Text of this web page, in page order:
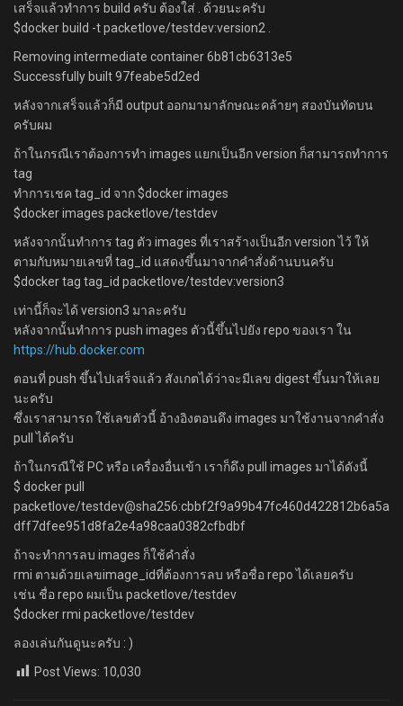
เสร็จแล้วทำการ build ครับ ต้องใส่ . ด้วยนะครับ
$docker build -t packetlove/testdev:version2 .
Removing intermediate container 6b81cb6313e5
Successfully built 97feabe5d2ed
หลังจากเสร็จแล้วก็มี output ออกมามาลักษณะคล้ายๆ สองบันทัดบน
ครับผม
ถ้าในกรณีเราต้องการทำ images แยกเป็นอีก version ก็สามารถทำการ
tag
ทำการเชค tag_id จาก $docker images
$docker images packetlove/testdev
หลังจากนั้นทำการ tag ตัว images ที่เราสร้างเป็นอีก version ไว้ ให้
ตามกับหมายเลขที่ tag_id แสดงขึ้นมาจากคำสั่งด้านบนครับ
$docker tag tag_id packetlove/testdev:version3
เท่านี้ก็จะได้ version3 มาละครับ
หลังจากนั้นทำการ push images ตัวนี้ขึ้นไปยัง repo ของเรา ใน
https://hub.docker.com
ตอนที่ push ขึ้นไปเสร็จแล้ว สังเกตได้ว่าจะมีเลข digest ขึ้นมาให้เลย
นะครับ
ซึ่งเราสามารถ ใช้เลขตัวนี้ อ้างอิงตอนดึง images มาใช้งานจากคำสั่ง
pull ได้ครับ
ถ้าในกรณีใช้ PC หรือ เครื่องอื่นเข้า เราก็ดึง pull images มาได้ดังนี้
$ docker pull
packetlove/testdev@sha256:cbbf2f9a99b47fc460d422812b6a5a
dff7dfee951d8fa2e4a98caa0382cfbdbf
ถ้าจะทำการลบ images ก็ใช้คำสั่ง
rmi ตามด้วยเลขimage_idที่ต้องการลบ หรือชื่อ repo ได้เลยครับ
เช่น ชื่อ repo ผมเป็น packetlove/testdev
$docker rmi packetlove/testdev
ลองเล่นกันดูนะครับ : )
Post Views: 10,030